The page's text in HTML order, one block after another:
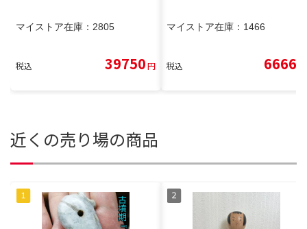
マイストア在庫： 2805
税込 39750円
マイストア在庫： 1466
税込 6666
近くの売り場の商品